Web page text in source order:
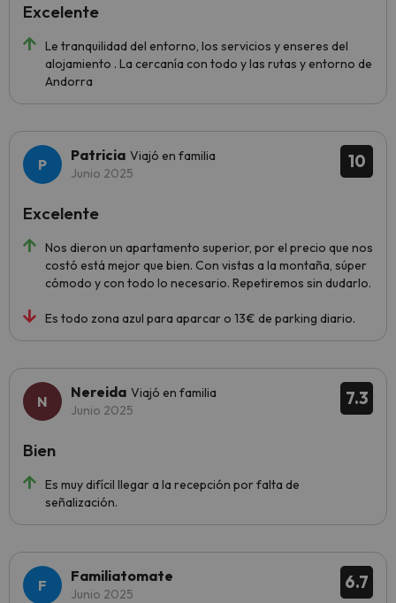
Le tranquilidad del entorno, los servicios y enseres del
alojamiento . La cercanía con todo y las rutas y entorno de
Andorra
Excelente
10
Patricia Viajó en familia
Junio 2025
Nos dieron un apartamento superior, por el precio que nos
costó está mejor que bien. Con vistas a la montaña, súper
cómodo y con todo lo necesario. Repetiremos sin dudarlo.
Es todo zona azul para aparcar o 13€ de parking diario.
Excelente
7.3
Nereida Viajó en familia
Junio 2025
Es muy difícil llegar a la recepción por falta de
señalización.
Bien
6.7
Familiatomate
Junio 2025